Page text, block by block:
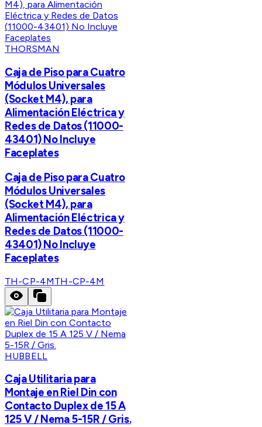
THORSMAN
Caja de Piso para Cuatro
Módulos Universales
(Socket M4), para
Alimentación Eléctrica y
Redes de Datos (11000-
43401) No Incluye
Faceplates
Caja de Piso para Cuatro
Módulos Universales
(Socket M4), para
Alimentación Eléctrica y
Redes de Datos (11000-
43401) No Incluye
Faceplates
TH-CP-4MTH-CP-4M
HUBBELL
Caja Utilitaria para
Montaje en Riel Din con
Contacto Duplex de 15 A
125 V / Nema 5-15R / Gris.